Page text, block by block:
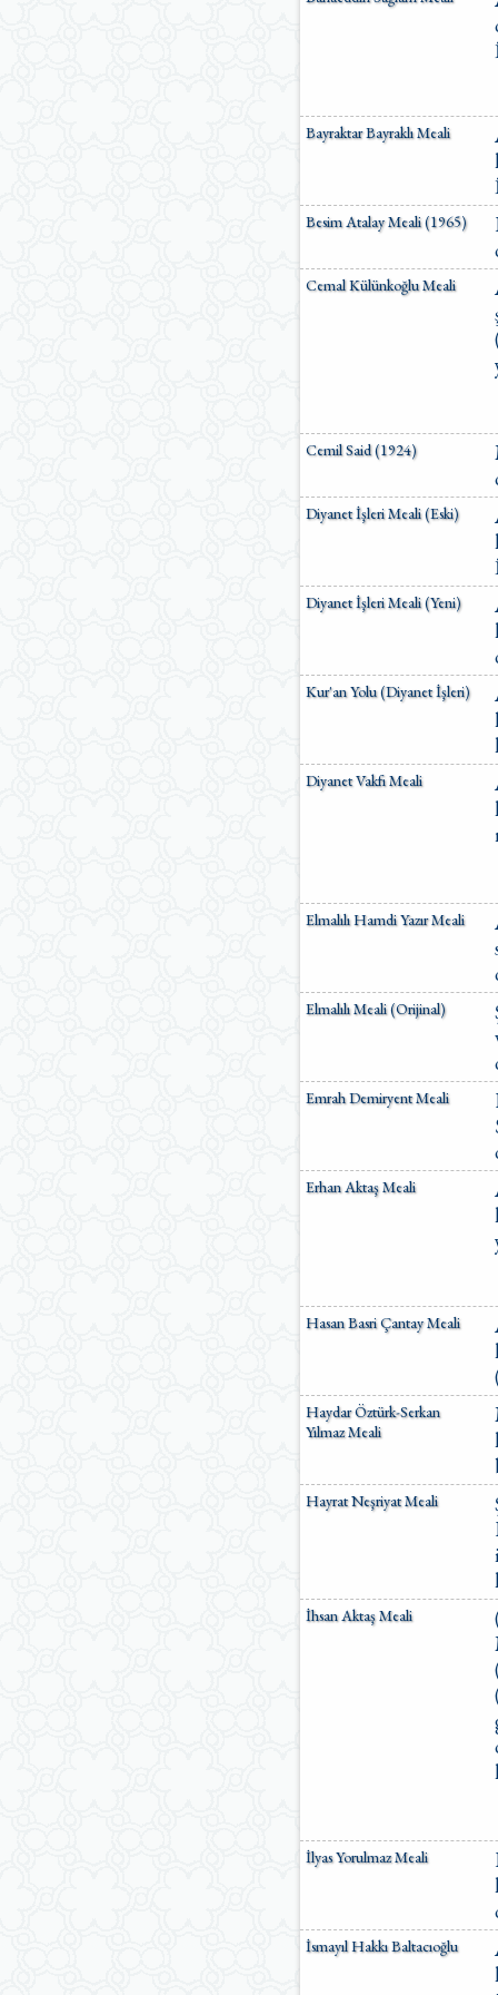
Bayraktar Bayraklı Meali
Besim Atalay Meali (1965)
Cemal Külünkoğlu Meali
Cemil Said (1924)
Diyanet İşleri Meali (Eski)
Diyanet İşleri Meali (Yeni)
Kur'an Yolu (Diyanet İşleri)
Diyanet Vakfı Meali
Elmalılı Hamdi Yazır Meali
Elmalılı Meali (Orijinal)
Emrah Demiryent Meali
Erhan Aktaş Meali
Hasan Basri Çantay Meali
Haydar Öztürk-Serkan
Yılmaz Meali
Hayrat Neşriyat Meali
İhsan Aktaş Meali
İlyas Yorulmaz Meali
İsmayıl Hakkı Baltacıoğlu